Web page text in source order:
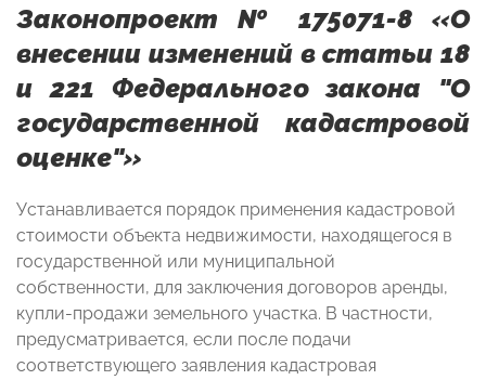
Законопроект № 175071-8 «О
внесении изменений в статьи 18
и 221 Федерального закона "О
государственной кадастровой
оценке"»
Устанавливается порядок применения кадастровой
стоимости объекта недвижимости, находящегося в
государственной или муниципальной
собственности, для заключения договоров аренды,
купли-продажи земельного участка. В частности,
предусматривается, если после подачи
соответствующего заявления кадастровая